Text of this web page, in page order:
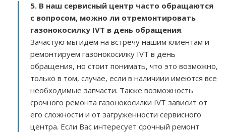
5. В наш сервисный центр часто обращаются
с вопросом, можно ли отремонтировать
газонокосилку IVT в день обращения.
Зачастую мы идем на встречу нашим клиентам и
ремонтируем газонокосилку IVT в день
обращения, но стоит понимать, что это возможно,
только в том, случае, если в наличиии имеются все
необходимые запчасти. Также возможность
срочного ремонта газонокосилки IVT зависит от
его сложности и от загруженности сервисного
центра. Если Вас интересует срочный ремонт